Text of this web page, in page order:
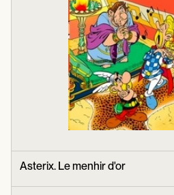
Asterix. Le menhir d'or